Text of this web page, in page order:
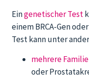
Eingenetischer Test
einem BRCA-Gen
Test kann unter
mehrere
oder